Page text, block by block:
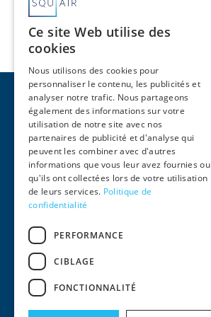
Pages
Accueil
Activités
International
Actualités
Contact
Informations Légales
Mentions Légales
Ce site Web utilise des
cookies
Nous utilisons des cookies pour
personnaliser le contenu, les publicités et
analyser notre trafic. Nous partageons
également des informations sur votre
utilisation de notre site avec nos
partenaires de publicité et d'analyse qui
peuvent les combiner avec d'autres
informations que vous leur avez fournies ou
qu'ils ont collectées lors de votre utilisation
de leurs services. Politique de
confidentialité
PERFORMANCE
CIBLAGE
FONCTIONNALITÉ